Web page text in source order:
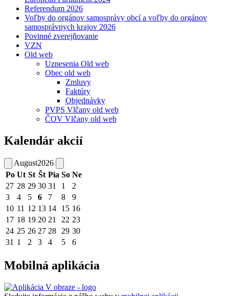
Referendum 2026
Voľby do orgánov samosprávy obcí a voľby do orgánov
samosprávnych krajov 2026
Povinné zverejňovanie
VZN
Old web
Uznesenia Old web
Obec old web
Zmluvy
Faktúry
Objednávky
PVPS Vlčany old web
ČOV Vlčany old web
Kalendár akcií
August2026
Po Ut St Št Pia So Ne
27 28 29 30 31 1
2
3
4 5 6 7 8
9
10 11 12 13 14 15 16
17 18 19 20 21 22 23
24 25 26 27 28 29 30
31 1 2 3 4 5 6
Mobilná aplikácia